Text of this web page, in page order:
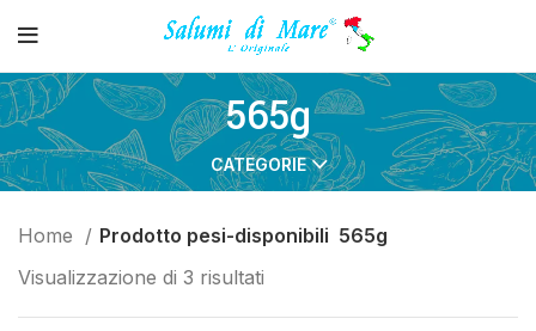
565g
CATEGORIE
Home Prodotto pesi-disponibili 565g
Visualizzazione di 3 risultati